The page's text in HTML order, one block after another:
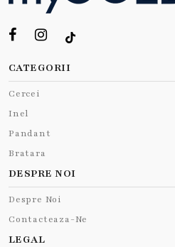
CATEGORII
Cercei
Inel
Pandant
Bratara
DESPRE NOI
Despre Noi
Contacteaza-Ne
LEGAL